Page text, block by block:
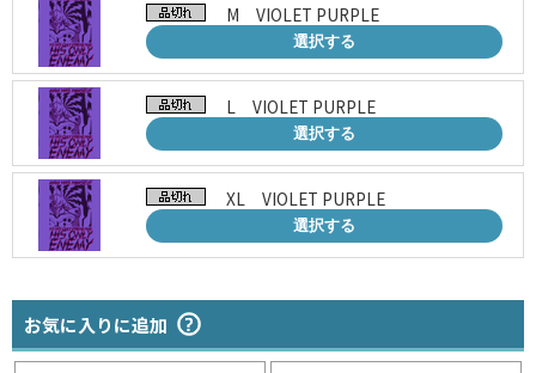
M VIOLET PURPLE
選択する
L VIOLET PURPLE
選択する
XL VIOLET PURPLE
選択する
お気に入りに追加